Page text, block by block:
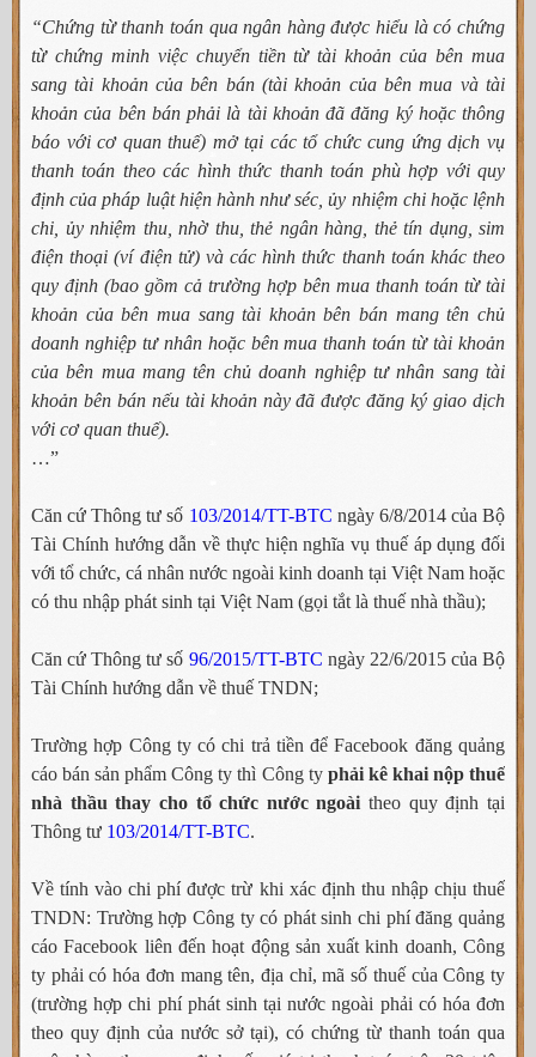
“Chứng từ thanh toán qua ngân hàng được hiểu là có chứng
từ chứng minh việc chuyển tiền từ tài khoản của bên mua
sang tài khoản của bên bán (tài khoản của bên mua và tài
khoản của bên bán phải là tài khoản đã đăng ký hoặc thông
báo với cơ quan thuế) mở tại các tổ chức cung ứng dịch vụ
thanh toán theo các hình thức thanh toán phù hợp với quy
định của pháp luật hiện hành như séc, ủy nhiệm chi hoặc lệnh
chi, ủy nhiệm thu, nhờ thu, thẻ ngân hàng, thẻ tín dụng, sim
điện thoại (ví điện tử) và các hình thức thanh toán khác theo
quy định (bao gồm cả trường hợp bên mua thanh toán từ tài
khoản của bên mua sang tài khoản bên bán mang tên chủ
doanh nghiệp tư nhân hoặc bên mua thanh toán từ tài khoản
của bên mua mang tên chủ doanh nghiệp tư nhân sang tài
khoản bên bán nếu tài khoản này đã được đăng ký giao dịch
với cơ quan thuế).
…”
Căn cứ Thông tư số 103/2014/TT-BTC ngày 6/8/2014 của Bộ
Tài Chính hướng dẫn về thực hiện nghĩa vụ thuế áp dụng đối
với tổ chức, cá nhân nước ngoài kinh doanh tại Việt Nam hoặc
có thu nhập phát sinh tại Việt Nam (gọi tắt là thuế nhà thầu);
Căn cứ Thông tư số 96/2015/TT-BTC ngày 22/6/2015 của Bộ
Tài Chính hướng dẫn về thuế TNDN;
Trường hợp Công ty có chi trả tiền để Facebook đăng quảng
cáo bán sản phẩm Công ty thì Công ty phải kê khai nộp thuế
nhà thầu thay cho tổ chức nước ngoàitheo quy định tại
Thông tư 103/2014/TT-BTC.
Về tính vào chi phí được trừ khi xác định thu nhập chịu thuế
TNDN: Trường hợp Công ty có phát sinh chi phí đăng quảng
cáo Facebook liên đến hoạt động sản xuất kinh doanh, Công
ty phải có hóa đơn mang tên, địa chỉ, mã số thuế của Công ty
(trường hợp chi phí phát sinh tại nước ngoài phải có hóa đơn
theo quy định của nước sở tại), có chứng từ thanh toán qua